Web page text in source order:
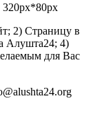
320px*80px
2) Страницу в
Алушта24; 4)
для Вас